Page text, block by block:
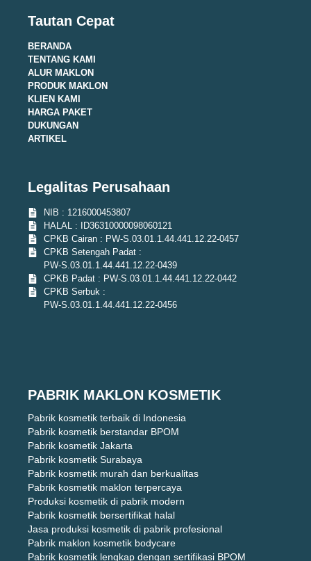
Tautan Cepat
BERANDA
TENTANG KAMI
ALUR MAKLON
PRODUK MAKLON
KLIEN KAMI
HARGA PAKET
DUKUNGAN
ARTIKEL
Legalitas Perusahaan
NIB : 1216000453807
HALAL : ID36310000098060121
CPKB Cairan : PW-S.03.01.1.44.441.12.22-0457
CPKB Setengah Padat :
PW-S.03.01.1.44.441.12.22-0439
CPKB Padat : PW-S.03.01.1.44.441.12.22-0442
CPKB Serbuk :
PW-S.03.01.1.44.441.12.22-0456
PABRIK MAKLON KOSMETIK
Pabrik kosmetik terbaik di Indonesia
Pabrik kosmetik berstandar BPOM
Pabrik kosmetik Jakarta
Pabrik kosmetik Surabaya
Pabrik kosmetik murah dan berkualitas
Pabrik kosmetik maklon terpercaya
Produksi kosmetik di pabrik modern
Pabrik kosmetik bersertifikat halal
Jasa produksi kosmetik di pabrik profesional
Pabrik maklon kosmetik bodycare
Pabrik kosmetik lengkap dengan sertifikasi BPOM